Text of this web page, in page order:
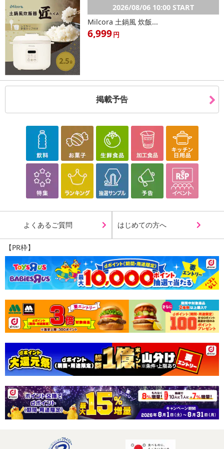
2026/08/06 10:00 START
Milcora 土鍋風 炊飯...
6,999円
掲載予告
よくあるご質問 はじめての方へ
【PR枠】